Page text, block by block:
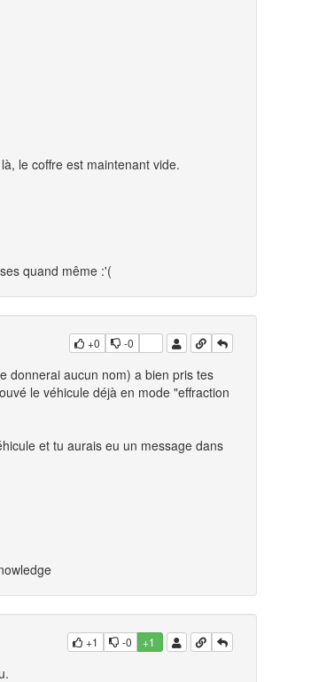
le coffre est maintenant vide.
quand même :'(
+0 -0
donnerai aucun nom) a bien pris tes
le véhicule déjà en mode "effraction
et tu aurais eu un message dans
+1 -0 +1